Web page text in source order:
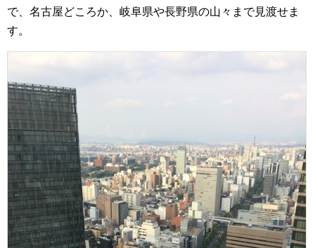
で、名古屋どころか、岐阜県や長野県の山々まで見渡せま
す。